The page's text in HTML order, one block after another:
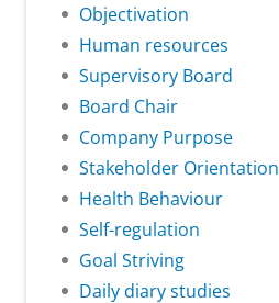
Objectivation
Human resources
Supervisory Board
Board Chair
Company Purpose
Stakeholder Orientation
Health Behaviour
Self-regulation
Goal Striving
Daily diary studies